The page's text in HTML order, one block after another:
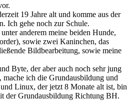
19 Jahre alt und komme aus der
Ich gehe noch zur Schule.
anderem meine beiden Hunde,
sowie zwei Kaninchen, das
Bildbearbeitung, sowie meine
Byte, der aber auch noch sehr jung
ich die Grundausbildung und
Linux, der jetzt 8 Monate alt ist, bin
der Grundausbildung Richtung BH.